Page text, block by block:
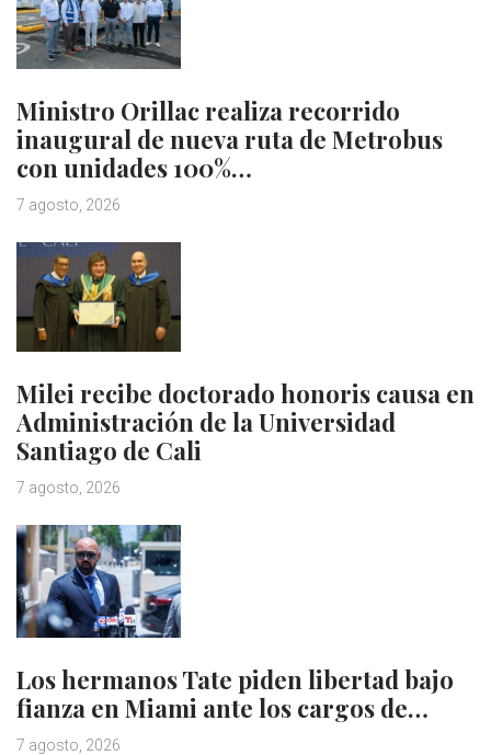
Ministro Orillac realiza recorrido
inaugural de nueva ruta de Metrobus
con unidades 100%…
7 agosto, 2026
Milei recibe doctorado honoris causa en
Administración de la Universidad
Santiago de Cali
7 agosto, 2026
Los hermanos Tate piden libertad bajo
fianza en Miami ante los cargos de…
7 agosto, 2026